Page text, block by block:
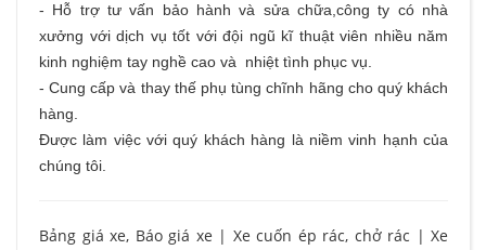
- Hỗ trợ tư vấn bảo hành và sửa chữa,công ty có nhà
xưởng với dịch vụ tốt với đội ngũ kĩ thuật viên nhiều năm
kinh nghiệm tay nghề cao và nhiệt tình phục vụ.
- Cung cấp và thay thế phụ tùng chĩnh hãng cho quý khách
hàng.
Được làm việc với quý khách hàng là niềm vinh hạnh của
chúng tôi.
Bảng giá xe, Báo giá xe | Xe cuốn ép rác, chở rác | Xe